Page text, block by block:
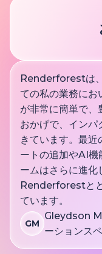
Renderforestは
ての私の業務にお
が非常に簡単で、
おかげで、インパ
きています。最近
ートの追加やAI機
ームはさらに進化
Renderforestと
ています。
GM
Gleydson
ーションス